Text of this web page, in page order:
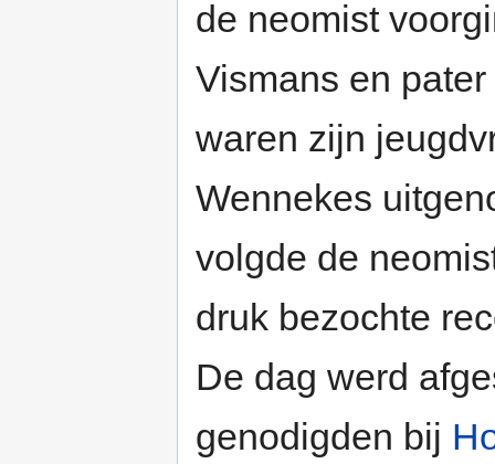
de neomist
Vismans en
waren zijn
Wennekes
volgde de
druk bezochte
De dag werd
genodigden bij